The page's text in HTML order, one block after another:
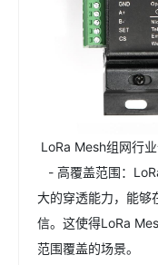
LoRa Mesh组网行业
- 高覆盖范围：
大的穿透能力，能够
信。这使得LoRa
范围覆盖的场景。